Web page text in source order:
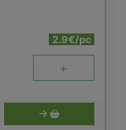
2.9€/pc
+